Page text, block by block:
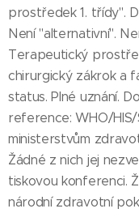
prostředek 1. třídy".
Není "alternativní".
Terapeutický
chirurgický zákrok a
status. Plné uznání.
reference: WHO/
ministerstvům
Žádné z nich jej
tiskovou konferenci.
národní zdravotní